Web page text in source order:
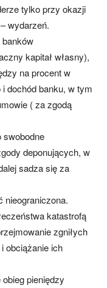
tylko przy okazji
wydarzeń.
kapitał własny),
na procent w
dochód banku, w tym
( za zgodą
swobodne
deponujących, w
sadza się za
nieograniczona.
katastrofą
zgniłych
obciążanie ich
pieniędzy